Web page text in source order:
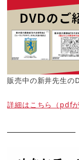
販売中の新井先生の
詳細はこちら（pdfが